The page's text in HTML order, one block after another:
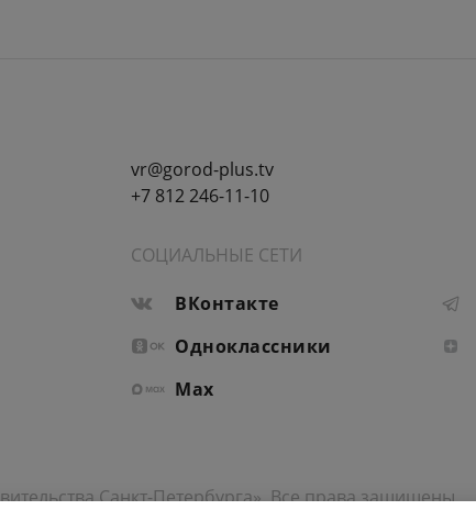
vr@gorod-plus.tv
+7 812 246-11-10
СОЦИАЛЬНЫЕ СЕТИ
ВКонтакте
Одноклассники
Max
Санкт-Петербурга». Все права защищены.